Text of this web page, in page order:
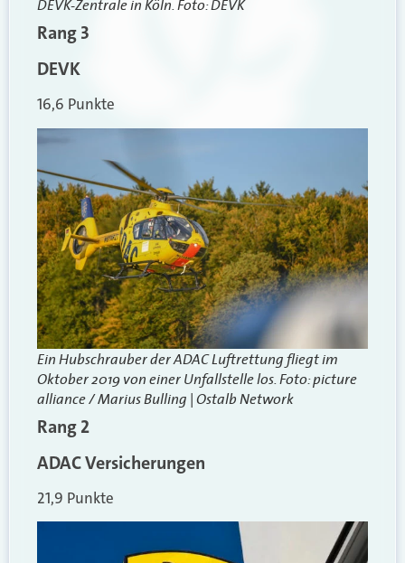
Rang 3
DEVK
16,6 Punkte
Ein Hubschrauber der ADAC Luftrettung fliegt im
Oktober 2019 von einer Unfallstelle los. Foto:picture
alliance / Marius Bulling | Ostalb Network
Rang 2
ADAC Versicherungen
21,9 Punkte